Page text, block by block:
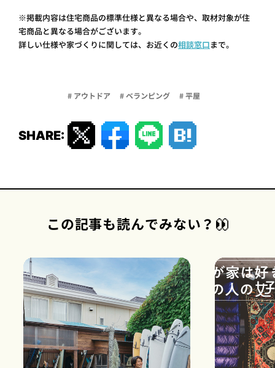
※掲載内容は住宅商品の標準仕様と異なる場合や、取材対象が住
宅商品と異なる場合がございます。
詳しい仕様や家づくりに関しては、お近くの相談窓口まで。
# アウトドア # ベランピング # 平屋
SHARE:
この記事も読んでみない？